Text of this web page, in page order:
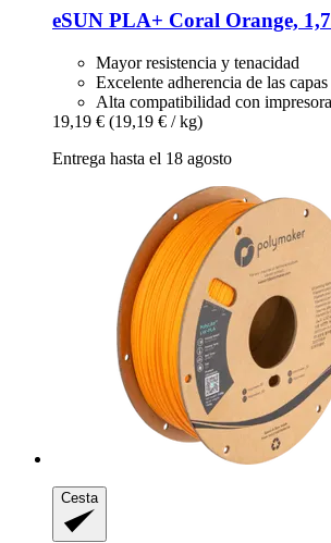
eSUN PLA+ Coral Orange,
Mayor resistencia y tenacidad
Excelente adherencia de las capas
Alta compatibilidad con
19,19 € (19,19 € / kg)
Entrega hasta el 18 agosto
Cesta